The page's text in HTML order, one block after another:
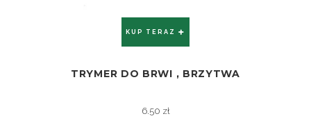
ZOBACZ
KUP TERAZ
TRYMER DO BRWI , BRZYTWA
6.50 zł